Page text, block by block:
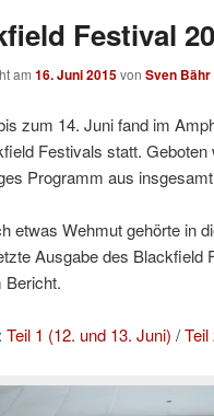
Festival
am 16. Juni 2015von Sven Bähr
zum 14. Juni fand im
Festivals statt.
Programm aus
etwas Wehmut gehörte in
Ausgabe des Blackfield
Bericht.
Teil 1 (12. und 13. Juni) /Teil